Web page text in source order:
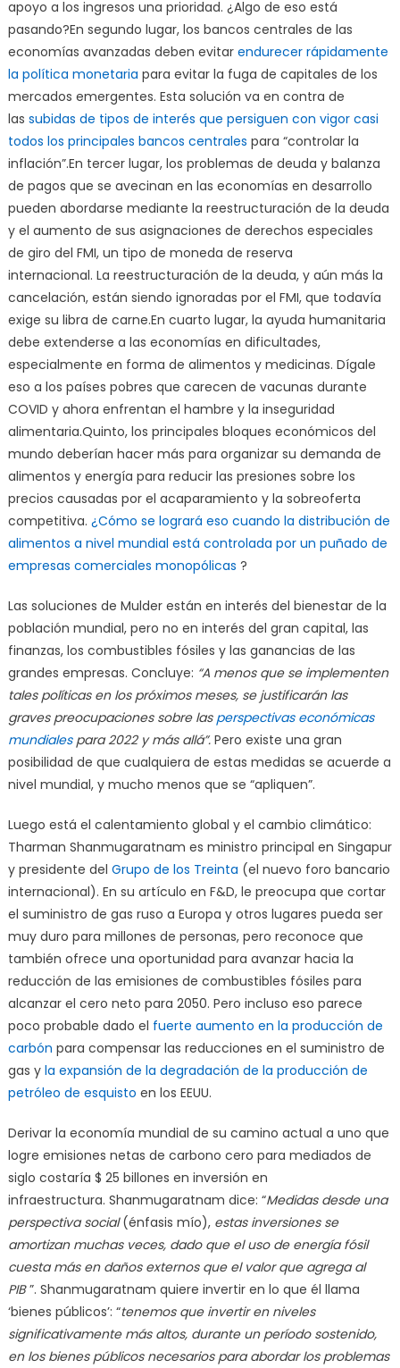
apoyo a los ingresos una prioridad. ¿Algo de eso está
pasando?En segundo lugar, los bancos centrales de las
economías avanzadas deben evitar endurecer rápidamente
la política monetaria para evitar la fuga de capitales de los
mercados emergentes. Esta solución va en contra de
las subidas de tipos de interés que persiguen con vigor casi
todos los principales bancos centrales para “controlar la
inflación”.En tercer lugar, los problemas de deuda y balanza
de pagos que se avecinan en las economías en desarrollo
pueden abordarse mediante la reestructuración de la deuda
y el aumento de sus asignaciones de derechos especiales
de giro del FMI, un tipo de moneda de reserva
internacional. La reestructuración de la deuda, y aún más la
cancelación, están siendo ignoradas por el FMI, que todavía
exige su libra de carne.En cuarto lugar, la ayuda humanitaria
debe extenderse a las economías en dificultades,
especialmente en forma de alimentos y medicinas. Dígale
eso a los países pobres que carecen de vacunas durante
COVID y ahora enfrentan el hambre y la inseguridad
alimentaria.Quinto, los principales bloques económicos del
mundo deberían hacer más para organizar su demanda de
alimentos y energía para reducir las presiones sobre los
precios causadas por el acaparamiento y la sobreoferta
competitiva. ¿Cómo se logrará eso cuando la distribución de
alimentos a nivel mundial está controlada por un puñado de
empresas comerciales monopólicas ?
Las soluciones de Mulder están en interés del bienestar de la
población mundial, pero no en interés del gran capital, las
finanzas, los combustibles fósiles y las ganancias de las
grandes empresas. Concluye: “A menos que se implementen
tales políticas en los próximos meses, se justificarán las
graves preocupaciones sobre las perspectivas económicas
mundialespara 2022 y más allá”. Pero existe una gran
posibilidad de que cualquiera de estas medidas se acuerde a
nivel mundial, y mucho menos que se “apliquen”.
Luego está el calentamiento global y el cambio climático:
Tharman Shanmugaratnam es ministro principal en Singapur
y presidente del Grupo de los Treinta (el nuevo foro bancario
internacional). En su artículo en F&D, le preocupa que cortar
el suministro de gas ruso a Europa y otros lugares pueda ser
muy duro para millones de personas, pero reconoce que
también ofrece una oportunidad para avanzar hacia la
reducción de las emisiones de combustibles fósiles para
alcanzar el cero neto para 2050. Pero incluso eso parece
poco probable dado el fuerte aumento en la producción de
carbón para compensar las reducciones en el suministro de
gas y la expansión de la degradación de la producción de
petróleo de esquisto en los EEUU.
Derivar la economía mundial de su camino actual a uno que
logre emisiones netas de carbono cero para mediados de
siglo costaría $ 25 billones en inversión en
infraestructura. Shanmugaratnam dice: “Medidas desde una
perspectiva social(énfasis mío), estas inversiones se
amortizan muchas veces, dado que el uso de energía fósil
cuesta más en daños externos que el valor que agrega al
PIB”. Shanmugaratnam quiere invertir en lo que él llama
‘bienes públicos’: “tenemos que invertir en niveles
significativamente más altos, durante un período sostenido,
en los bienes públicos necesarios para abordar los problemas